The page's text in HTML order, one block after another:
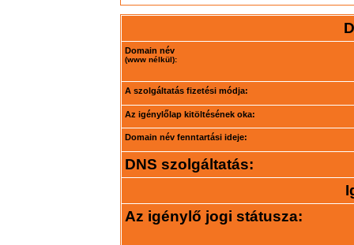
Domain név
(www nélkül):
A szolgáltatás fizetési módja:
Az igénylőlap kitöltésének oka:
Domain név fenntartási ideje:
DNS szolgáltatás:
Az igénylő jogi státusza: